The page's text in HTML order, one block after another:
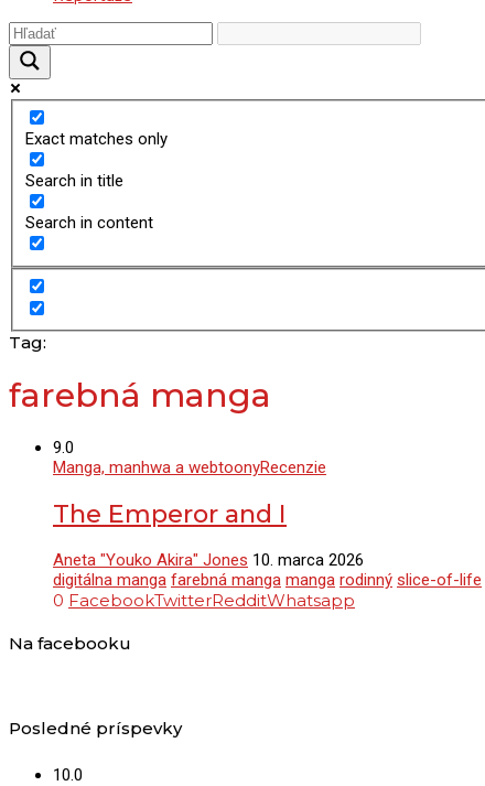
Exact matches only
Search in title
Search in content
Tag:
farebná manga
9.0
Manga, manhwa a webtoonyRecenzie
The Emperor and I
Aneta "Youko Akira" Jones 10. marca 2026
digitálna manga farebná manga manga rodinný slice-of-life
0 FacebookTwitterRedditWhatsapp
Na facebooku
Posledné príspevky
10.0